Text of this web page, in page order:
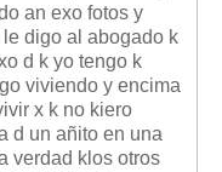
an exo fotos y
digo al abogado k
d k yo tengo k
viviendo y encima
x k no kiero
d un añito en una
verdad klos otros